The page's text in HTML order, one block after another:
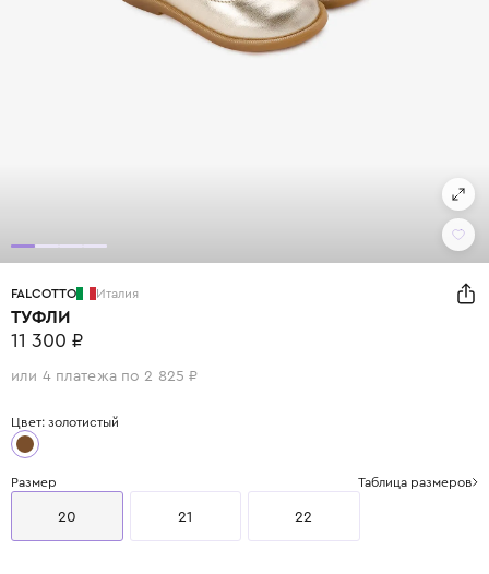
FALCOTTO Италия
ТУФЛИ
11 300 ₽
или 4 платежа по 2 825 ₽
Цвет: золотистый
Размер Таблица размеров
20 21 22